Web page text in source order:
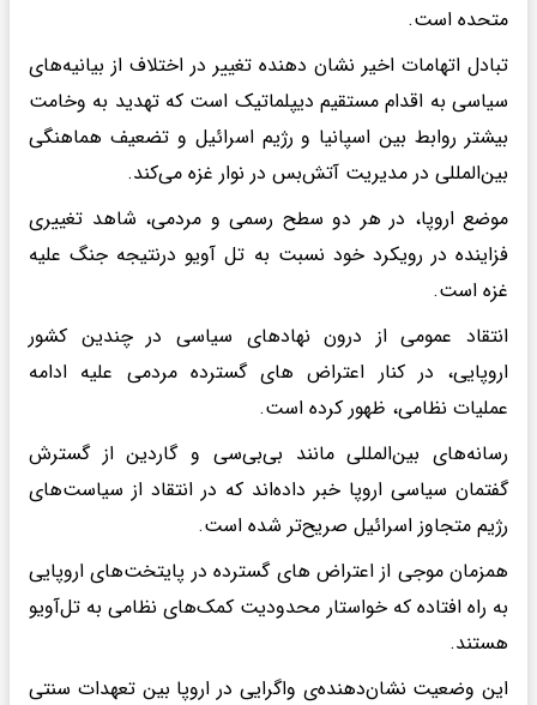
متحده است.
تبادل اتهامات اخیر نشان دهنده تغییر در اختلاف از بیانیه‌های
سیاسی به اقدام مستقیم دیپلماتیک است که تهدید به وخامت
بیشتر روابط بین اسپانیا و رژیم اسرائیل و تضعیف هماهنگی
بین‌المللی در مدیریت آتش‌بس در نوار غزه می‌کند.
موضع اروپا، در هر دو سطح رسمی و مردمی، شاهد تغییری
فزاینده‌ در رویکرد خود نسبت به تل آویو درنتیجه جنگ علیه
غزه است.
انتقاد عمومی از درون نهادهای سیاسی در چندین کشور
اروپایی، در کنار اعتراض های گسترده مردمی علیه ادامه
عملیات نظامی، ظهور کرده است.
رسانه‌های بین‌المللی مانند بی‌بی‌سی و گاردین از گسترش
گفتمان سیاسی اروپا خبر داده‌اند که در انتقاد از سیاست‌های
رژیم متجاوز اسرائیل صریح‌تر شده است.
همزمان موجی از اعتراض های گسترده در پایتخت‌های اروپایی
به راه افتاده که خواستار محدودیت کمک‌های نظامی به تل‌آویو
هستند.
این وضعیت نشان‌دهنده‌ی واگرایی در اروپا بین تعهدات سنتی